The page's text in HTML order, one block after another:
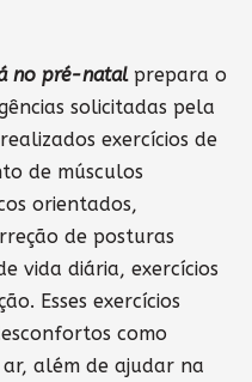
no pré-natal prepara o
solicitadas pela
exercícios de
de músculos
orientados,
de posturas
vida diária, exercícios
Esses exercícios
como
além de ajudar na